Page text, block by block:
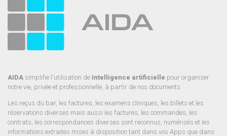
AIDA simplifie l'utilisation de Intelligence artificielle pour organiser
notre vie, privée et professionnelle, à partir de nos documents.
Les reçus du bar, les factures, les examens cliniques, les billets et les
réservations diverses mais aussi les factures, les commandes, les
contrats, les correspondances diverses sont reconnus, numérisés et les
informations extraites mises à disposition tant dans vos Apps que dans